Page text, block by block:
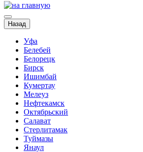
Назад
Уфа
Белебей
Белорецк
Бирск
Ишимбай
Кумертау
Мелеуз
Нефтекамск
Октябрьский
Салават
Стерлитамак
Туймазы
Янаул